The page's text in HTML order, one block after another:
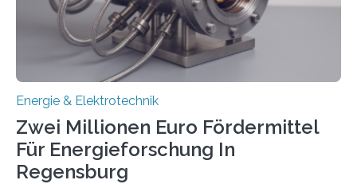
eingespeist werden. Nach dem Erneuerbare-Energien-
Gesetz (EEG) sind Netzbetreiber…
Energie & Elektrotechnik
Zwei Millionen Euro Fördermittel
Für Energieforschung In
Regensburg